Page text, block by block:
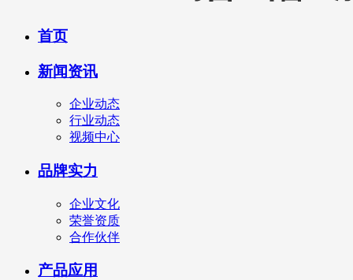
首页
新闻资讯
企业动态
行业动态
视频中心
品牌实力
企业文化
荣誉资质
合作伙伴
产品应用